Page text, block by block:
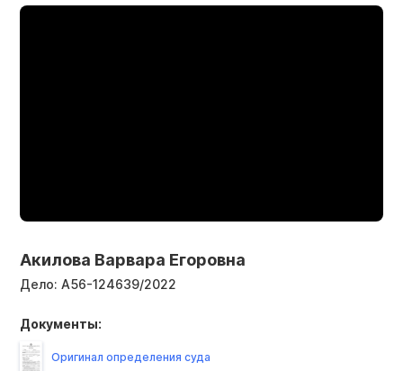
Акилова Варвара Егоровна
Дело: А56-124639/2022
Документы:
Оригинал определения суда